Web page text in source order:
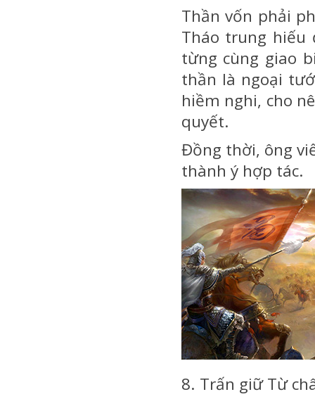
Thần vốn phải
Tháo trung hiếu
từng cùng giao
thần là ngoại
hiềm nghi, cho
quyết.
Đồng thời, ông
thành ý hợp tác.
8. Trấn giữ Từ